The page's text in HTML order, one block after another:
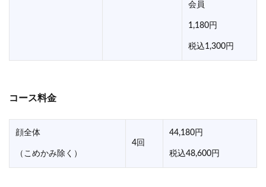
会員
1,180円
税込1,300円
コース料金
顔全体
（こめかみ除く）
4回
44,180円
税込48,600円